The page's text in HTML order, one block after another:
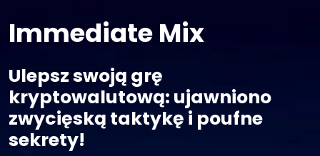
Immediate Mix
Ulepsz swoją grę
kryptowalutową: ujawniono
zwycięską taktykę i poufne
sekrety!